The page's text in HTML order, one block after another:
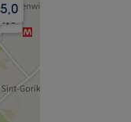
4,8
5,0